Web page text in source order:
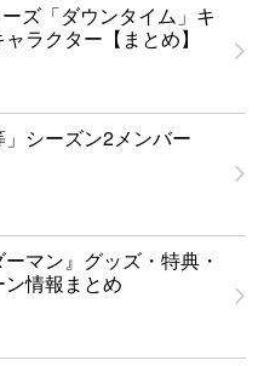
ズ「ダウンタイム」キ
ラクター【まとめ】
」シーズン2メンバー
ーマン』グッズ・特典・
情報まとめ